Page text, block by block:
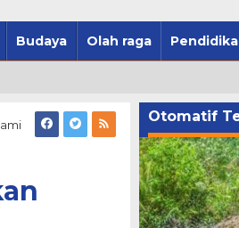
Budaya Olah raga
Otomatif